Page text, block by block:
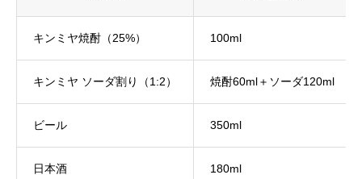
キンミヤ焼酎（25%） 100ml
キンミヤ ソーダ割り（1:2） 焼酎60ml＋ソーダ120ml
ビール 350ml
日本酒 180ml